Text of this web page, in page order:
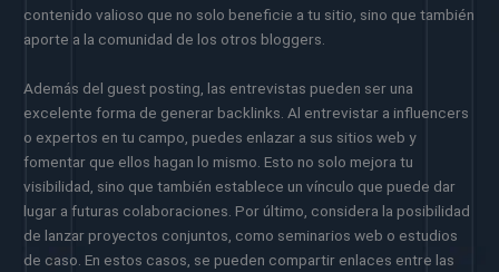
contenido valioso que no solo beneficie a tu sitio, sino que también
aporte a la comunidad de los otros bloggers.
Además del guest posting, las entrevistas pueden ser una
excelente forma de generar backlinks. Al entrevistar a influencers
o expertos en tu campo, puedes enlazar a sus sitios web y
fomentar que ellos hagan lo mismo. Esto no solo mejora tu
visibilidad, sino que también establece un vínculo que puede dar
lugar a futuras colaboraciones. Por último, considera la posibilidad
de lanzar proyectos conjuntos, como seminarios web o estudios
de caso. En estos casos, se pueden compartir enlaces entre las